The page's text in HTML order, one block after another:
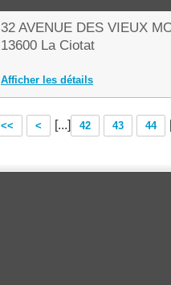
32 AVENUE DES VIEUX
13600 La Ciotat
Afficher les détails
<< < [...] 42 43 44